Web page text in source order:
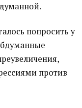
попросить у
против